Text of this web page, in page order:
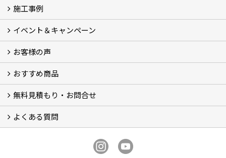
会社概要 (3)
スタッフ紹介
ブログ
プライバシーポリシー
『安心と信頼』を形にする自社工場
施工事例
施工事例
イベント＆キャンペーン
イベント＆キャンペーン
お客様の声
お客様の声 (34)
おすすめ商品
BOSCHビルトイン食洗機 (6)
BOSCHビルトインIHクッキングヒーター (2)
お買い得！！商品＋交換パック（費用コミコミ） (12)
システムキッチン (5)
洗面化粧台 (4)
トイレ (9)
ビルトイン食器洗い乾燥機 (3)
ガスコンロ・IHヒーター
無料見積もり・お問合せ
フォームで問い合わせる
LINEで概算見積り
電話で相談
無料現地調査をご希望の方
よくある質問
お問合せに関する質問 (6)
費用・見積り・お支払いに関する質問 (7)